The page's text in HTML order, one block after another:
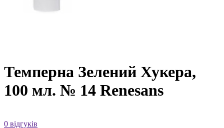
Темперна Зелений Хукера,
100 мл. № 14 Renesans
0 відгуків